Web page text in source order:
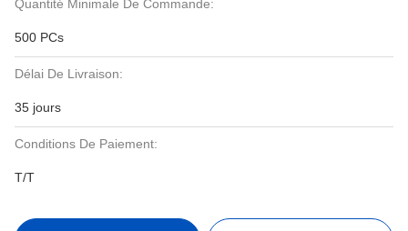
Quantité Minimale De Commande:
500 PCs
Délai De Livraison:
35 jours
Conditions De Paiement:
T/T